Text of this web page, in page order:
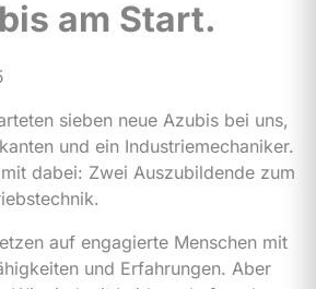
am Start.
sieben neue Azubis bei uns,
und ein Industriemechaniker.
dabei: Zwei Auszubildende zum
auf engagierte Menschen mit
und Erfahrungen. Aber